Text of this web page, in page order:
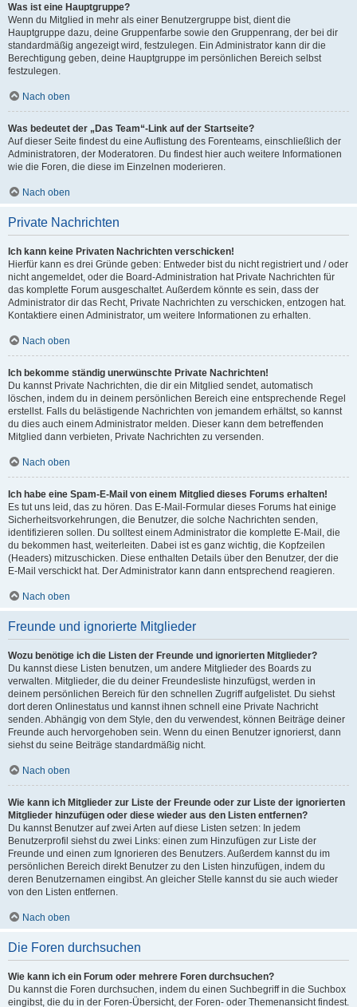
Was ist eine Hauptgruppe?
Wenn du Mitglied in mehr als einer Benutzergruppe bist, dient die
Hauptgruppe dazu, deine Gruppenfarbe sowie den Gruppenrang, der bei dir
standardmäßig angezeigt wird, festzulegen. Ein Administrator kann dir die
Berechtigung geben, deine Hauptgruppe im persönlichen Bereich selbst
festzulegen.
Nach oben
Was bedeutet der „Das Team“-Link auf der Startseite?
Auf dieser Seite findest du eine Auflistung des Forenteams, einschließlich der
Administratoren, der Moderatoren. Du findest hier auch weitere Informationen
wie die Foren, die diese im Einzelnen moderieren.
Nach oben
Private Nachrichten
Ich kann keine Privaten Nachrichten verschicken!
Hierfür kann es drei Gründe geben: Entweder bist du nicht registriert und / oder
nicht angemeldet, oder die Board-Administration hat Private Nachrichten für
das komplette Forum ausgeschaltet. Außerdem könnte es sein, dass der
Administrator dir das Recht, Private Nachrichten zu verschicken, entzogen hat.
Kontaktiere einen Administrator, um weitere Informationen zu erhalten.
Nach oben
Ich bekomme ständig unerwünschte Private Nachrichten!
Du kannst Private Nachrichten, die dir ein Mitglied sendet, automatisch
löschen, indem du in deinem persönlichen Bereich eine entsprechende Regel
erstellst. Falls du belästigende Nachrichten von jemandem erhältst, so kannst
du dies auch einem Administrator melden. Dieser kann dem betreffenden
Mitglied dann verbieten, Private Nachrichten zu versenden.
Nach oben
Ich habe eine Spam-E-Mail von einem Mitglied dieses Forums erhalten!
Es tut uns leid, das zu hören. Das E-Mail-Formular dieses Forums hat einige
Sicherheitsvorkehrungen, die Benutzer, die solche Nachrichten senden,
identifizieren sollen. Du solltest einem Administrator die komplette E-Mail, die
du bekommen hast, weiterleiten. Dabei ist es ganz wichtig, die Kopfzeilen
(Headers) mitzuschicken. Diese enthalten Details über den Benutzer, der die
E-Mail verschickt hat. Der Administrator kann dann entsprechend reagieren.
Nach oben
Freunde und ignorierte Mitglieder
Wozu benötige ich die Listen der Freunde und ignorierten Mitglieder?
Du kannst diese Listen benutzen, um andere Mitglieder des Boards zu
verwalten. Mitglieder, die du deiner Freundesliste hinzufügst, werden in
deinem persönlichen Bereich für den schnellen Zugriff aufgelistet. Du siehst
dort deren Onlinestatus und kannst ihnen schnell eine Private Nachricht
senden. Abhängig von dem Style, den du verwendest, können Beiträge deiner
Freunde auch hervorgehoben sein. Wenn du einen Benutzer ignorierst, dann
siehst du seine Beiträge standardmäßig nicht.
Nach oben
Wie kann ich Mitglieder zur Liste der Freunde oder zur Liste der ignorierten
Mitglieder hinzufügen oder diese wieder aus den Listen entfernen?
Du kannst Benutzer auf zwei Arten auf diese Listen setzen: In jedem
Benutzerprofil siehst du zwei Links: einen zum Hinzufügen zur Liste der
Freunde und einen zum Ignorieren des Benutzers. Außerdem kannst du im
persönlichen Bereich direkt Benutzer zu den Listen hinzufügen, indem du
deren Benutzernamen eingibst. An gleicher Stelle kannst du sie auch wieder
von den Listen entfernen.
Nach oben
Die Foren durchsuchen
Wie kann ich ein Forum oder mehrere Foren durchsuchen?
Du kannst die Foren durchsuchen, indem du einen Suchbegriff in die Suchbox
eingibst, die du in der Foren-Übersicht, der Foren- oder Themenansicht findest.